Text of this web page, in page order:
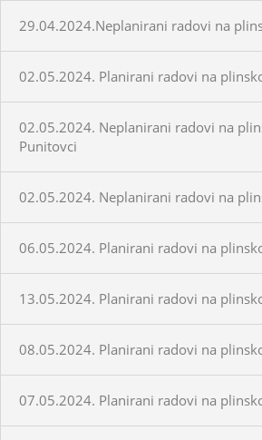
29.04.2024.Neplanirani radovi na
02.05.2024. Planirani radovi na
02.05.2024. Neplanirani radovi na
Punitovci
02.05.2024. Neplanirani radovi na
06.05.2024. Planirani radovi na
13.05.2024. Planirani radovi na
08.05.2024. Planirani radovi na
07.05.2024. Planirani radovi na